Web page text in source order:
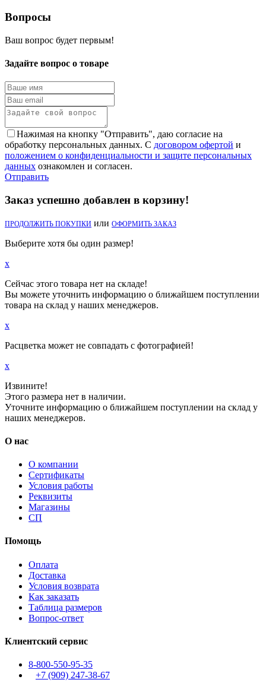
Вопросы
Ваш вопрос будет первым!
Задайте вопрос о товаре
Нажимая на кнопку "Отправить", даю согласие на
обработку персональных данных. С договором офертой и
положением о конфиденциальности и защите персональных
данных ознакомлен и согласен.
Отправить
Заказ успешно добавлен в корзину!
ПРОДОЛЖИТЬ ПОКУПКИ или ОФОРМИТЬ ЗАКАЗ
Выберите хотя бы один размер!
x
Сейчас этого товара нет на складе!
Вы можете уточнить информацию о ближайшем поступлении
товара на склад у наших менеджеров.
x
Расцветка может не совпадать с фотографией!
x
Извините!
Этого размера нет в наличии.
Уточните информацию о ближайшем поступлении на склад у
наших менеджеров.
О нас
О компании
Сертификаты
Условия работы
Реквизиты
Магазины
СП
Помощь
Оплата
Доставка
Условия возврата
Как заказать
Таблица размеров
Вопрос-ответ
Клиентский сервис
8-800-550-95-35
+7 (909) 247-38-67